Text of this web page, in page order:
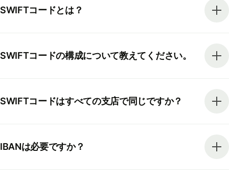
SWIFTコードとは？
SWIFTコードの構成について教えてください。
SWIFTコードはすべての支店で同じですか？
IBANは必要ですか？